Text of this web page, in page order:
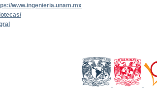
www.ingenieria.unam.mx